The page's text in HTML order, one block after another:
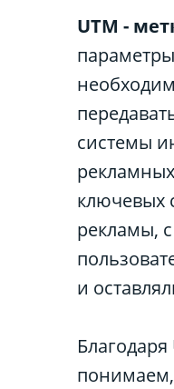
UTM -
системы
ключевых
рекламы,
и